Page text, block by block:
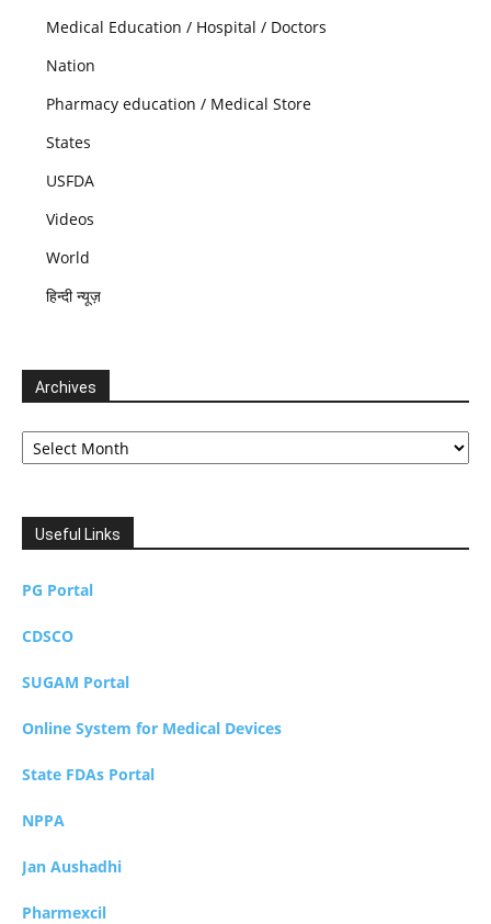
Medical Education / Hospital / Doctors
Nation
Pharmacy education / Medical Store
States
USFDA
Videos
World
हिन्दी न्यूज़
Archives
Archives
Useful Links
PG Portal
CDSCO
SUGAM Portal
Online System for Medical Devices
State FDAs Portal
NPPA
Jan Aushadhi
Pharmexcil